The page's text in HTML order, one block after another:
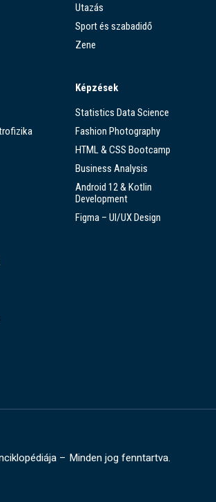
Utazás
Sport és szabadidő
Zene
Képzések
Statistics Data Science
Fashion Photography
HTML & CSS Bootcamp
Business Analysis
Android 12 & Kotlin
Development
Figma – UI/UX Design
– Minden jog fenntartva.